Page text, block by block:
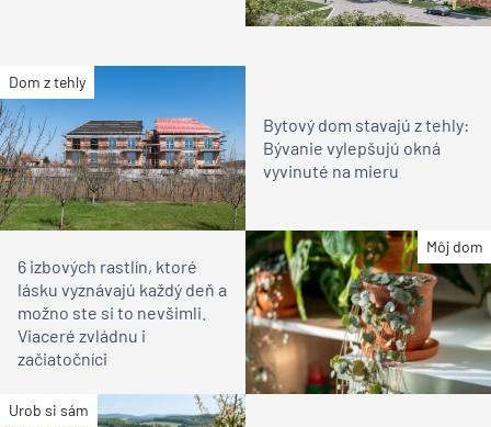
Dom z tehly
Bytový dom stavajú z tehly:
Bývanie vylepšujú okná
vyvinuté na mieru
Môj dom
6 izbových rastlín, ktoré
lásku vyznávajú každý deň a
možno ste si to nevšimli.
Viaceré zvládnu i
začiatočníci
Urob si sám